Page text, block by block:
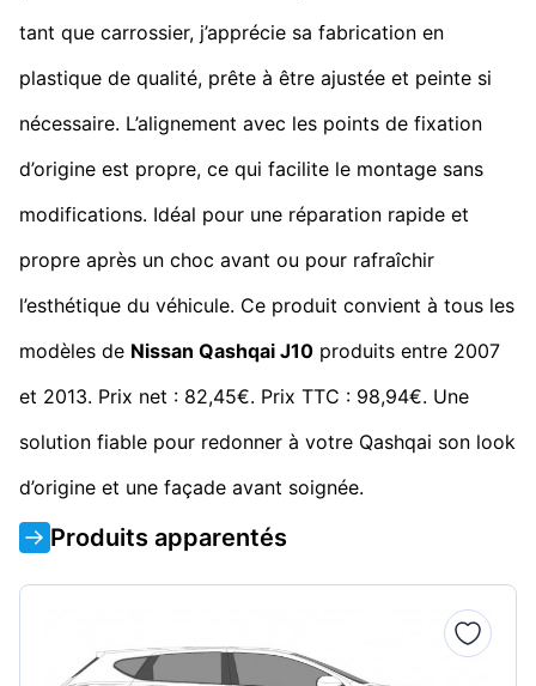
tant que carrossier, j’apprécie sa fabrication en
plastique de qualité, prête à être ajustée et peinte si
nécessaire. L’alignement avec les points de fixation
d’origine est propre, ce qui facilite le montage sans
modifications. Idéal pour une réparation rapide et
propre après un choc avant ou pour rafraîchir
l’esthétique du véhicule. Ce produit convient à tous les
modèles de Nissan Qashqai J10 produits entre 2007
et 2013. Prix net : 82,45€. Prix TTC : 98,94€. Une
solution fiable pour redonner à votre Qashqai son look
d’origine et une façade avant soignée.
Produits apparentés